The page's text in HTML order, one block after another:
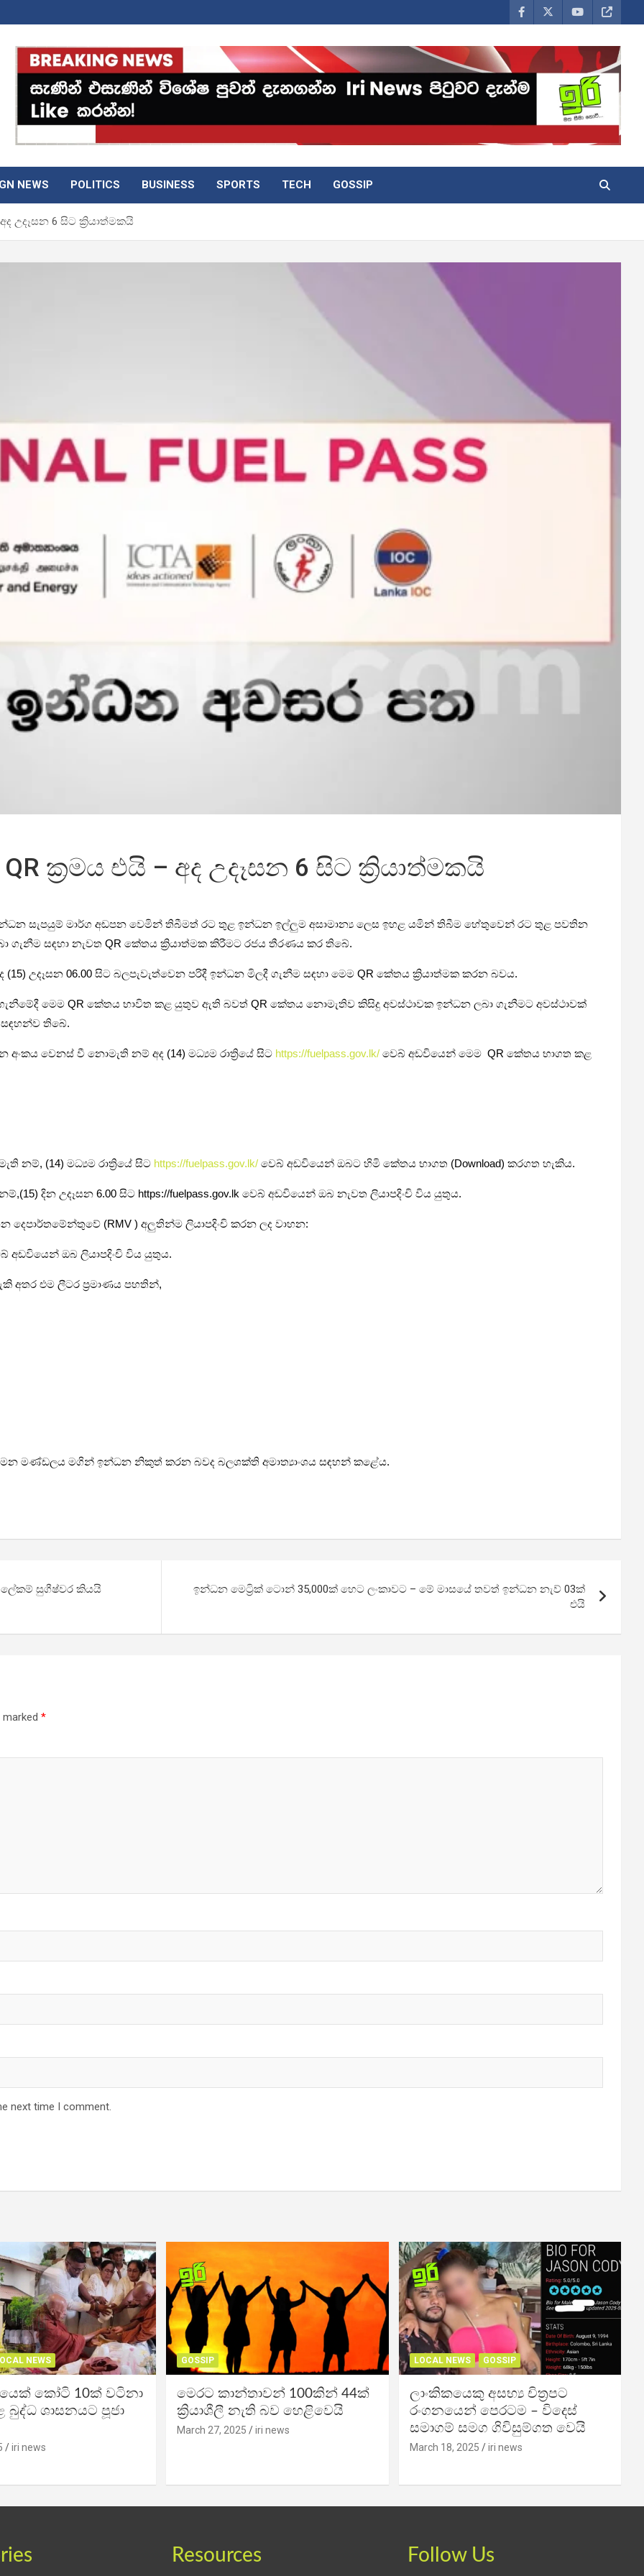
NEWS POLITICS BUSINESS SPORTS TECH GOSSIP
උදෑසන 6 සිට ක්‍රියාත්මකයි
ක්‍රමය එයි – අද උදෑසන 6 සිට ක්‍රියාත්මකයි
සැපයුම් මාර්ග අඩපන වෙමින් තිබීමත් රට තුළ ඉන්ධන ඉල්ලුම අසාමාන්‍ය ලෙස ඉහළ යමින් තිබීම හේතුවෙන් රට තුළ පවතින
සඳහා නැවත QR කේතය ක්‍රියාත්මක කිරීමට රජය තීරණය කර තිබේ.
උදෑසන 06.00 සිට බලපැවැත්වෙන පරිදී ඉන්ධන මිලදී ගැනීම සඳහා මෙම QR කේතය ක්‍රියාත්මක කරන බවය.
මෙම QR කේතය භාවිත කළ යුතුව ඇති බවත් QR කේතය නොමැතිව කිසිදු අවස්ථාවක ඉන්ධන ලබා ගැනීමට අවස්ථාවක්
තිබේ.
වෙනස් වී නොමැති නම් අද (14) මධ්‍යම රාත්‍රියේ සිට https://fuelpass.gov.lk/ වෙබ් අඩවියෙන් මෙම QR කේතය භාගත කළ
නම්, (14) මධ්‍යම රාත්‍රියේ සිට https://fuelpass.gov.lk/ වෙබ් අඩවියෙන් ඔබට හිමි කේතය භාගත (Download) කරගත හැකිය.
දින උදෑසන 6.00 සිට https://fuelpass.gov.lk වෙබ් අඩවියෙන් ඔබ නැවත ලියාපදිංචි විය යුතුය.
දෙපාර්තමේන්තුවේ (RMV ) අලුතින්ම ලියාපදිංචි කරන ලද වාහන:
අඩවියෙන් ඔබ ලියාපදිංචි විය යුතුය.
අතර එම ලීටර ප්‍රමාණය පහතින්,
මණ්ඩලය මගින් ඉන්ධන නිකුත් කරන බවද බලශක්ති අමාත්‍යාංශය සඳහන් කළේය.
සුගීෂ්වර කියයි
ඉන්ධන මෙට්‍රික් ටොන් 35,000ක් හෙට ලංකාවට – මේ මාසයේ තවත් ඉන්ධන නැව් 03ක්
එයි
marked *
next time I comment.
NEWS
කෝටි 10ක් වටිනා
බුද්ධ ශාසනයට පූජා
iri news
GOSSIP
මෙරට කාන්තාවන් 100කින් 44ක්
ක්‍රියාශීලී නැති බව හෙළිවෙයි
March 27, 2025 iri news
LOCAL NEWS GOSSIP
ලාංකිකයෙකු අසභ්‍ය චිත්‍රපට
රංගනයෙන් පෙරටම – විදෙස්
සමාගම් සමග ගිවිසුම්ගත වෙයි
March 18, 2025 iri news
Resources Follow Us